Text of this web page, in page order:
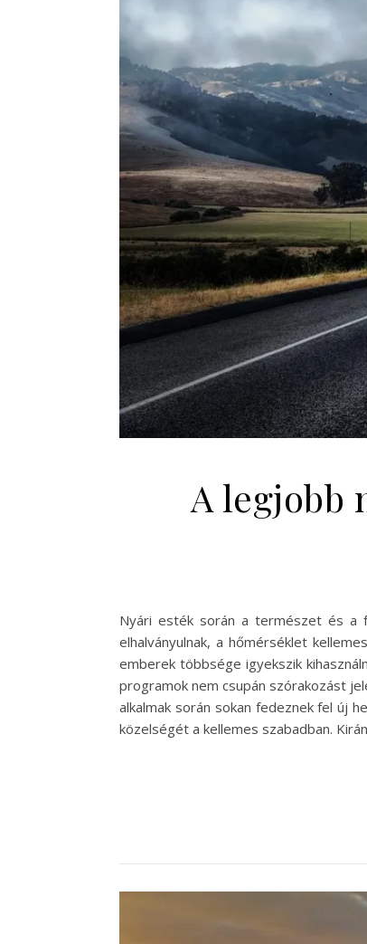
A legjobb
Nyári esték során a természet és a
elhalványulnak, a hőmérséklet
emberek többsége igyekszik
programok nem csupán szórakozást
alkalmak során sokan fedeznek fel új
közelségét a kellemes szabadban.